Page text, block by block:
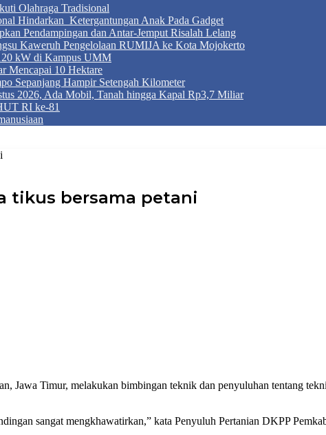
Olahraga Tradisional
Hindarkan Ketergantungan Anak Pada Gadget
Pendampingan dan Antar-Jemput Risalah Lelang
Kaweruh Pengelolaan RUMIJA ke Kota Mojokerto
kW di Kampus UMM
Mencapai 10 Hektare
Sepanjang Hampir Setengah Kilometer
2026, Ada Mobil, Tanah hingga Kapal Rp3,7 Miliar
RI ke-81
tikus bersama petani
Jawa Timur, melakukan bimbingan teknik dan penyuluhan tentang
sangat mengkhawatirkan,” kata Penyuluh Pertanian DKPP